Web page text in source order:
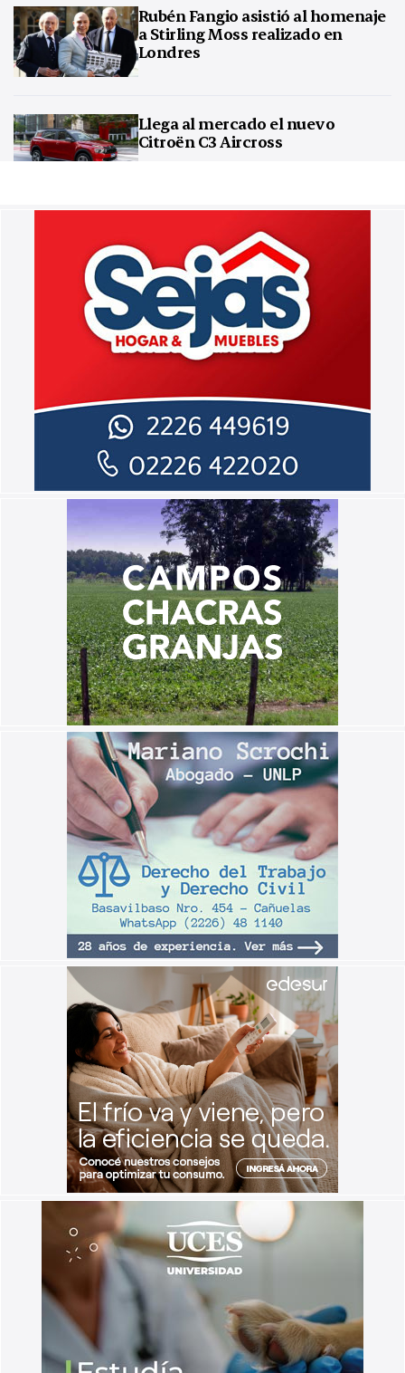
Rubén Fangio asistió al homenaje
a Stirling Moss realizado en
Londres
Llega al mercado el nuevo
Citroën C3 Aircross